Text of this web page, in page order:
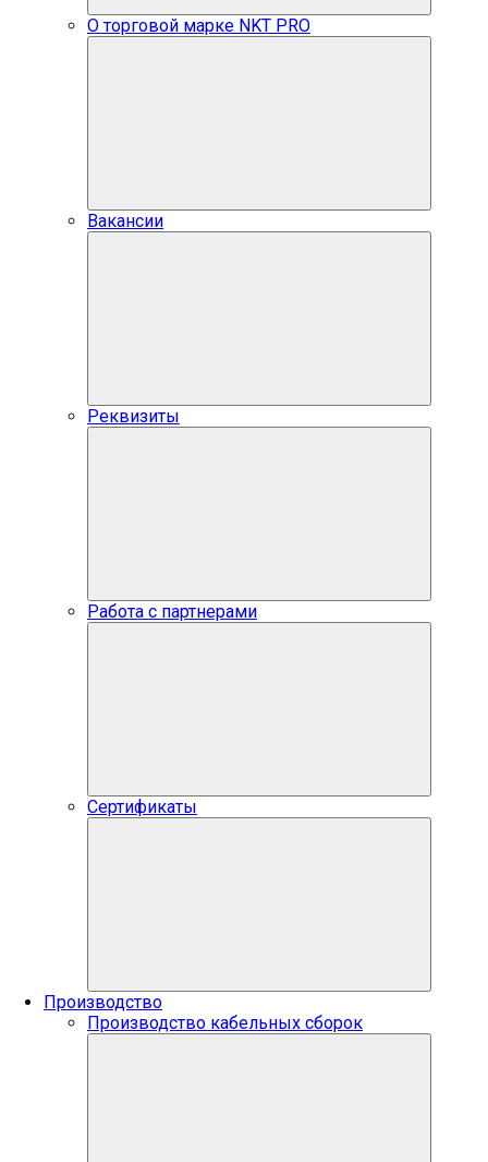
О торговой марке NKT PRO
Вакансии
Реквизиты
Работа с партнерами
Сертификаты
Производство
Производство кабельных сборок